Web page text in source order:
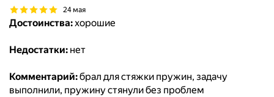
24 мая
Достоинства:хорошие
Недостатки: нет
Комментарий:брал для стяжки пружин, задачу
выполнили, пружину стянули без проблем